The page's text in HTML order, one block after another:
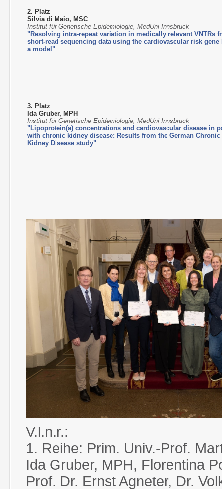
2. Platz
Silvia di Maio, MSC
Institut für Genetische Epidemiologie, MedUni Innsbruck
"Resolving intra-repeat variation in medically relevant VNTRs
short-read sequencing data using the cardiovascular risk gene
a model"
3. Platz
Ida Gruber, MPH
Institut für Genetische Epidemiologie, MedUni Innsbruck
"Lipoprotein(a) concentrations and cardiovascular disease in
with chronic kidney disease: Results from the German Chronic
Kidney Disease study"
V.l.n.r.:
1. Reihe: Prim. Univ.-Prof.
Ida Gruber, MPH, Florentina
Prof. Dr. Ernst Agneter, Dr.